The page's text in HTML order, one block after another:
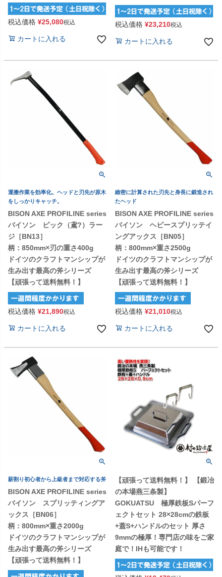
税込価格 ¥25,080税込
カートに入れる
税込価格 ¥23,210税込
カートに入れる
運搬作業を効率化。ヘッドと刃先が原木
をしっかりキャッチ。
BISON AXE PROFILINE series
バイソン ピック（鳶?）ラー
ジ［BN13］
柄：850mm×刃の重さ400g
ドイツのクラフトマンシップが
生み出す最高の斧シリーズ
【頑張って送料無料！】
税込価格 ¥21,890税込
カートに入れる
緻密に計算された刃先と身長に鍛造され
たヘッド
BISON AXE PROFILINE series
バイソン ヘビースプリッテイ
ングアックス［BN05］
柄：800mm×重さ2500g
ドイツのクラフトマンシップが
生み出す最高の斧シリーズ
【頑張って送料無料！】
税込価格 ¥21,010税込
カートに入れる
薪割り初心者から上級者まで対応する斧
BISON AXE PROFILINE series
バイソン スプリッティングア
ックス［BN06］
柄：800mm×重さ2000g
ドイツのクラフトマンシップが
生み出す最高の斧シリーズ
【頑張って送料無料！】
【頑張って送料無料！】 【鍛冶
の本場燕三条製】
GOKUATSU 極厚鉄板Sパーフ
ェクトセット 28×28cmの鉄板
+蓋S+ハンドルのセット 厚さ
9mmの極厚！専門店の味をご家
庭で！IHも可能です！